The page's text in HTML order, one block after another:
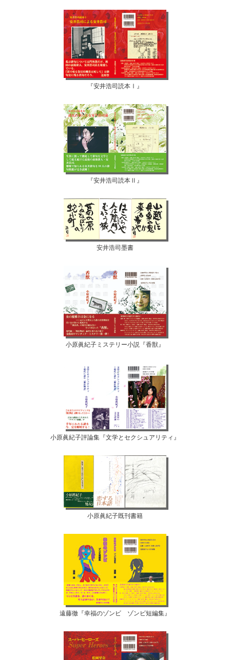
『安井浩司読本Ⅰ』
『安井浩司読本Ⅱ』
安井浩司墨書
小原眞紀子ミステリー小説『香獣』
小原眞紀子評論集『文学とセクシュアリティ』
小原眞紀子既刊書籍
遠藤徹『幸福のゾンビ ゾンビ短編集』